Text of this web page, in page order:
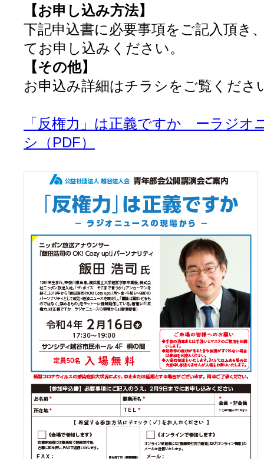
【お申し込み方法】
下記申込書に必要事項をご記入頂き
てお申し込みください。
【その他】
お申込み詳細はチラシをご覧くださ
「反権力」は正義ですか ーラジオ
シ（PDF）